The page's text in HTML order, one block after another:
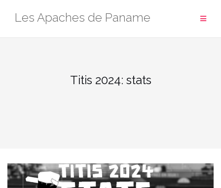
Les Apaches de Paname
Titis 2024: stats